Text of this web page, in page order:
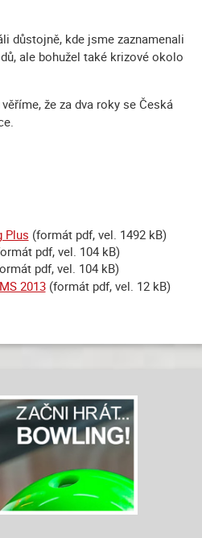
důstojně, kde jsme zaznamenali
ale bohužel také krizové okolo
že za dva roky se Česká
Plus (formát pdf, vel. 1492 kB)
pdf, vel. 104 kB)
pdf, vel. 104 kB)
2013(formát pdf, vel. 12 kB)